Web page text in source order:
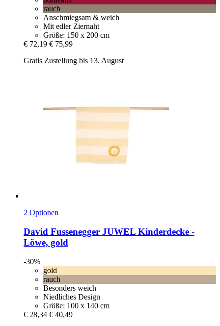
rauch
Anschmiegsam & weich
Mit edler Ziernaht
Größe: 150 x 200 cm
€ 72,19 € 75,99
Gratis Zustellung bis 13. August
2 Optionen
David Fussenegger JUWEL Kinderdecke -​
Löwe, gold
-30%
gold
rauch
Besonders weich
Niedliches Design
Größe: 100 x 140 cm
€ 28,34 € 40,49